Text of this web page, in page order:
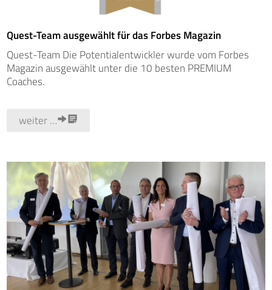
Quest-Team ausgewählt für das Forbes Magazin
Quest-Team Die Potentialentwickler wurde vom Forbes
Magazin ausgewählt unter die 10 besten PREMIUM
Coaches.
weiter …